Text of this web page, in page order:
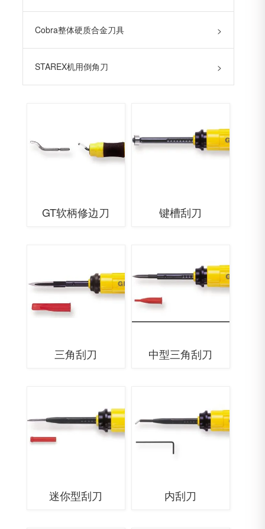
Cobra整体硬质合金刀具 >
STAREX机用倒角刀 >
GT软柄修边刀 键槽刮刀
三角刮刀 中型三角刮刀
迷你型刮刀 内刮刀